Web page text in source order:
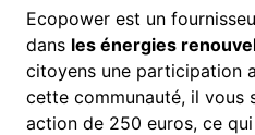
Ecopower est un
dans les énergies
citoyens une participation
cette communauté, il vous
action de 250 euros, ce